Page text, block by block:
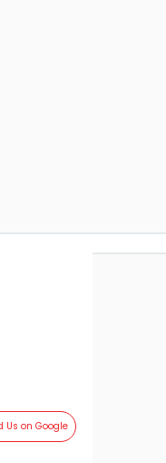
Us on Google